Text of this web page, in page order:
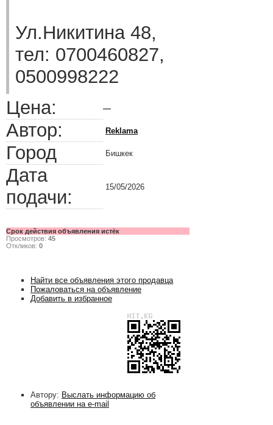
Ул.Никитина 48,
тел: 0700460827,
0500998222
Цена:
—
Автор: Reklama
Город Бишкек
Дата
подачи:
15/05/2026
Срок действия объявления истёк
Просмотров: 45
Откликов: 0
Найти все объявления этого продавца
Пожаловаться на объявление
Добавить в избранное
Автору: Выслать информацию об
объявлении на e-mail